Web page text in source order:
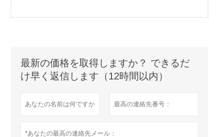
最新の価格を取得しますか？ できるだ
け早く返信します（12時間以内）